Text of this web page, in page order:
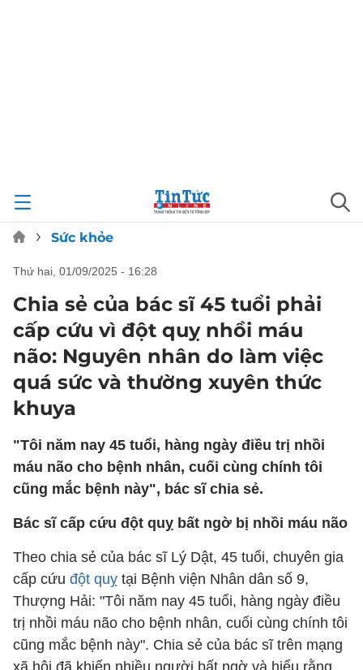
Sức khỏe
thứ hai, 01/09/2025 - 16:28
Chia sẻ của bác sĩ 45 tuổi phải
cấp cứu vì đột quỵ nhồi máu
não: Nguyên nhân do làm việc
quá sức và thường xuyên thức
khuya
"Tôi năm nay 45 tuổi, hàng ngày điều trị nhồi
máu não cho bệnh nhân, cuối cùng chính tôi
cũng mắc bệnh này", bác sĩ chia sẻ.
Bác sĩ cấp cứu đột quỵ bất ngờ bị nhồi máu não
Theo chia sẻ của bác sĩ Lý Dật, 45 tuổi, chuyên gia
cấp cứu đột quỵ tại Bệnh viện Nhân dân số 9,
Thượng Hải: "Tôi năm nay 45 tuổi, hàng ngày điều
trị nhồi máu não cho bệnh nhân, cuối cùng chính tôi
cũng mắc bệnh này". Chia sẻ của bác sĩ trên mạng
xã hội đã khiến nhiều người bất ngờ và hiểu rằng